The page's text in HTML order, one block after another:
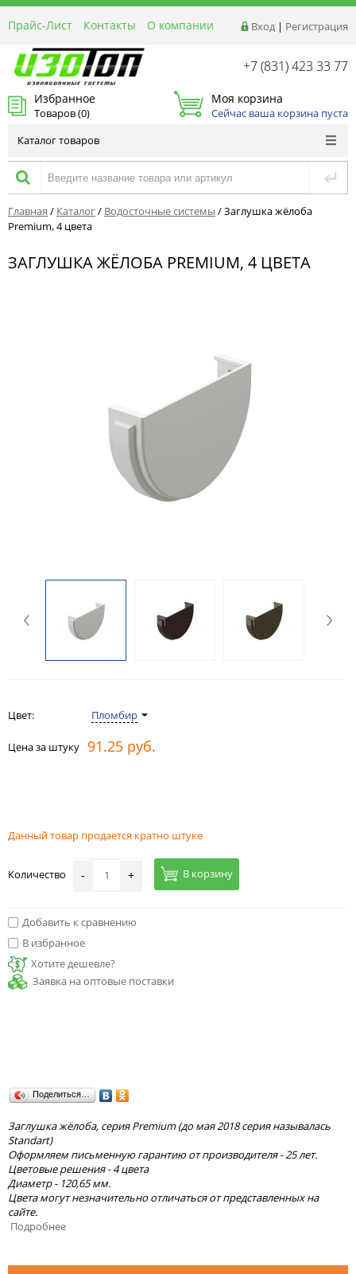
Вход | Регистрация
Прайс-Лист Контакты
О компании
Реквизиты
Доставка
Акции и Распродажи
Оптовым покупателям
+7 (831) 423 33 77
Избранное
Товаров (0)
Моя корзина
Сейчас ваша корзина пуста
Каталог товаров
Главная / Каталог/ Водосточные системы /Заглушка жёлоба
Premium, 4 цвета
ЗАГЛУШКА ЖЁЛОБА PREMIUM, 4 ЦВЕТА
Цвет: Пломбир
Цена за штуку 91.25 руб.
Данный товар продается кратно штуке
Количество - + В корзину
Добавить к сравнению
В избранное
Хотите дешевле?
Заявка на оптовые поставки
Поделиться…
Заглушка жёлоба, серия Premium (до мая 2018 серия называлась
Standart)
Оформляем письменную гарантию от производителя - 25 лет.
Цветовые решения - 4 цвета
Диаметр - 120,65 мм.
Цвета могут незначительно отличаться от представленных на
сайте.
Подробнее